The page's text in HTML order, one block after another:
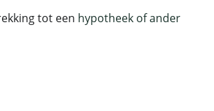
tot een hypotheek of ander